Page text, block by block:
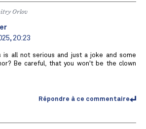
Orlov
20:23
is all not serious and just a joke and some
Be careful, that you won't be the clown
Répondre à ce commentaire